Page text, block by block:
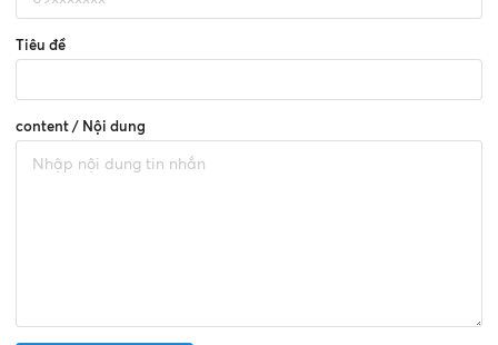
Tiêu đề
content / Nội dung